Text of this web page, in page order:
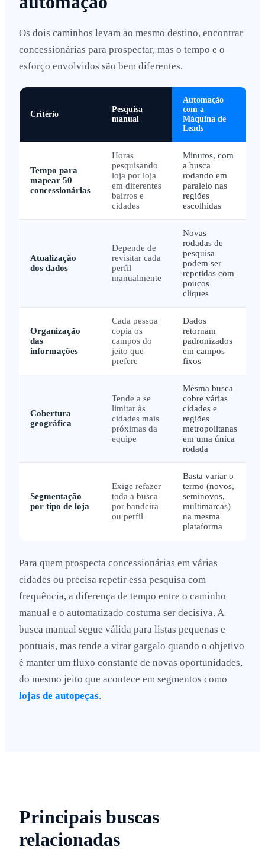
Os dois caminhos levam ao mesmo destino, encontrar
concessionárias para prospectar, mas o tempo e o
esforço envolvidos são bem diferentes.
Critério
Pesquisa
manual
Automação
com a
Máquina de
Leads
Tempo para
mapear 50
concessionárias
Horas
pesquisando
loja por loja
em diferentes
bairros e
cidades
Minutos, com
a busca
rodando em
paralelo nas
regiões
escolhidas
Atualização
dos dados
Depende de
revisitar cada
perfil
manualmente
Novas
rodadas de
pesquisa
podem ser
repetidas com
poucos
cliques
Organização
das
informações
Cada pessoa
copia os
campos do
jeito que
prefere
Dados
retornam
padronizados
em campos
fixos
Cobertura
geográfica
Tende a se
limitar às
cidades mais
próximas da
equipe
Mesma busca
cobre várias
cidades e
regiões
metropolitanas
em uma única
rodada
Segmentação
por tipo de loja
Exige refazer
toda a busca
por bandeira
ou perfil
Basta variar o
termo (novos,
seminovos,
multimarcas)
na mesma
plataforma
Para quem prospecta concessionárias em várias
cidades ou precisa repetir essa pesquisa com
frequência, a diferença de tempo entre o caminho
manual e o automatizado costuma ser decisiva. A
busca manual segue válida para listas pequenas e
pontuais, mas tende a virar gargalo quando o objetivo
é manter um fluxo constante de novas oportunidades,
do mesmo jeito que acontece em segmentos como
lojas de autopeças.
Principais buscas
relacionadas